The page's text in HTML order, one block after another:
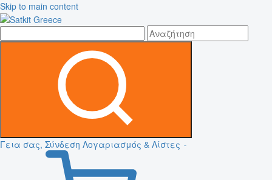
Skip to main content
Γεια σας, Σύνδεση Λογαριασμός & Λίστες